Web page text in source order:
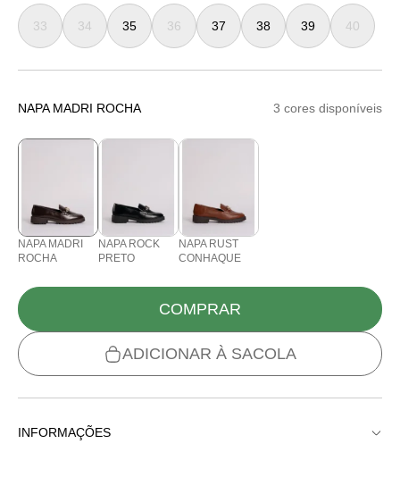
33 34 35 36 37 38 39 40
NAPA MADRI ROCHA 3 cores disponíveis
NAPA MADRI
ROCHA
NAPA ROCK
PRETO
NAPA RUST
CONHAQUE
COMPRAR
ADICIONAR À SACOLA
INFORMAÇÕES